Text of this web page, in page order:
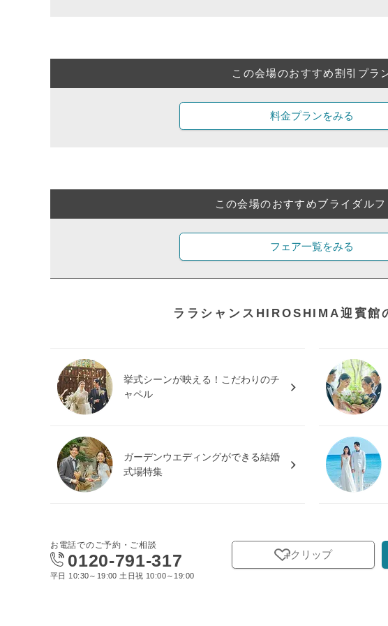
この会場のおすすめ割引プラ
料金プランをみる
この会場のおすすめブライダル
フェア一覧をみる
ララシャンスHIROSHIMA迎賓館
挙式シーンが映える！こだわりのチ
ャペル
ガーデンウエディングができる結婚
式場特集
お電話でのご予約・ご相談
0120-791-317
平日 10:30～19:00 土日祝 10:00～19:00
クリップ